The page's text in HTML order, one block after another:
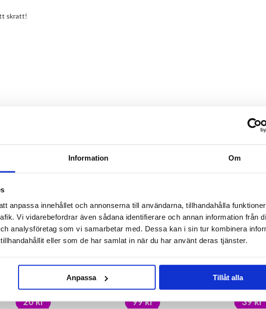
Information Om
anpassa innehållet och annonserna till användarna, tillhandahålla
Vi vidarebefordrar även sådana identifierare och annan information från
analysföretag som vi samarbetar med. Dessa kan i sin tur kombinera
eller som de har samlat in när du har använt deras tjänster.
Anpassa Tillåt alla
skratt!
20 kr
Muslinwrap Luftballong Rosa
2st
99 kr
Nyckelring -
39 kr